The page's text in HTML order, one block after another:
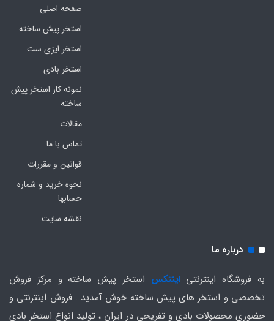
صفحه اصلی
استخر پیش ساخته
استخر ایزی ست
استخر بادی
نمونه کار استخر پیش
ساخته
مقالات
تماس با ما
قوانین و مقررات
نحوه خرید و شماره
حسابها
نقشه سایت
درباره ما
به فروشگاه اینترنتیاینتکس استخر پیش ساخته و مرکز فروش
تخصصی و استخر های پیش ساخته خوش آمدید . فروش اینترنتی و
حضوری محصولات بادی و تفریحی در ایران ، تولید انواع استخر بادی